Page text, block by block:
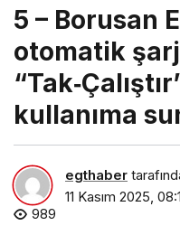
5 – Borusan
otomatik
kullanıma
egthaber
11 Kasım 2025,
989